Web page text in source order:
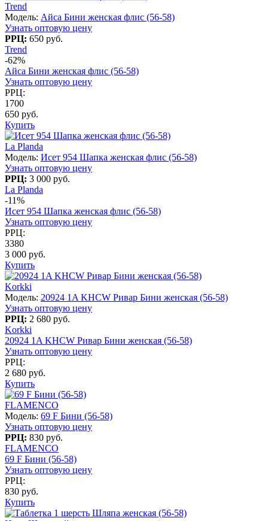
Trend
Модель: Айса Бини женская флис (56-58)
Узнать оптовую цену
РРЦ: 650 руб.
Trend
-62%
Айса Бини женская флис (56-58)
Узнать оптовую цену
РРЦ:
1700
650 руб.
Купить
La Planda
Модель: Исет 954 Шапка женская флис (56-58)
Узнать оптовую цену
РРЦ: 3 000 руб.
La Planda
-11%
Исет 954 Шапка женская флис (56-58)
Узнать оптовую цену
РРЦ:
3380
3 000 руб.
Купить
Korkki
Модель: 20924 1A KHCW Ривар Бини женская (56-58)
Узнать оптовую цену
РРЦ: 2 680 руб.
Korkki
20924 1A KHCW Ривар Бини женская (56-58)
Узнать оптовую цену
РРЦ:
2 680 руб.
Купить
FLAMENCO
Модель: 69 F Бини (56-58)
Узнать оптовую цену
РРЦ: 830 руб.
FLAMENCO
69 F Бини (56-58)
Узнать оптовую цену
РРЦ:
830 руб.
Купить